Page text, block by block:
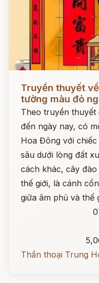
Đọc ngay
Truyền thuyết
tường màu đỏ
Theo truyền
đến ngày nay, có
Hoa Đông với
sâu dưới lòng đất
cách khác, cây đào
thế giới, là cánh
giữa âm phủ và thế
Thần thoại Trung